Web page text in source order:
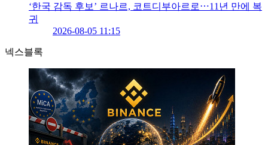
‘한국 감독 후보’ 르나르, 코트디부아르로⋯11년 만에 복
귀
2026-08-05 11:15
넥스블록